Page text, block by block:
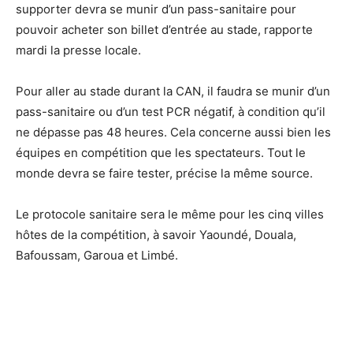
supporter devra se munir d’un pass-sanitaire pour
pouvoir acheter son billet d’entrée au stade, rapporte
mardi la presse locale.
Pour aller au stade durant la CAN, il faudra se munir d’un
pass-sanitaire ou d’un test PCR négatif, à condition qu’il
ne dépasse pas 48 heures. Cela concerne aussi bien les
équipes en compétition que les spectateurs. Tout le
monde devra se faire tester, précise la même source.
Le protocole sanitaire sera le même pour les cinq villes
hôtes de la compétition, à savoir Yaoundé, Douala,
Bafoussam, Garoua et Limbé.